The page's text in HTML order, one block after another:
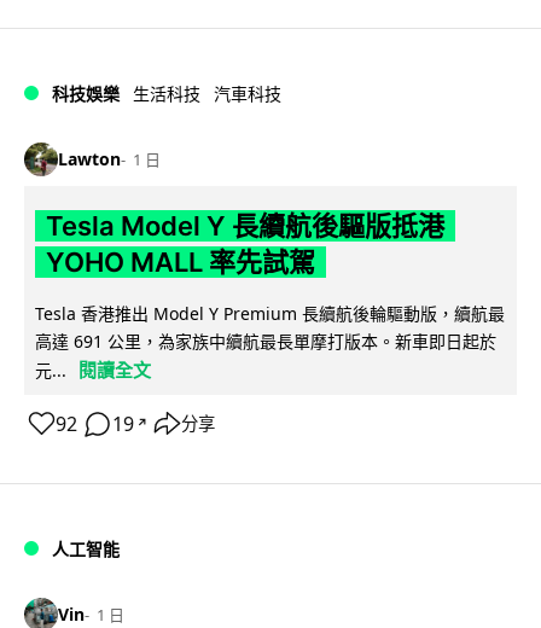
科技娛樂 生活科技 汽車科技
Lawton 1 日
Tesla Model Y 長續航後驅版抵港
YOHO MALL 率先試駕
Tesla 香港推出 Model Y Premium 長續航後輪驅動版，續航最
高達 691 公里，為家族中續航最長單摩打版本。新車即日起於
元...
閱讀全文
92 19 ↗ 分享
人工智能
Vin 1 日